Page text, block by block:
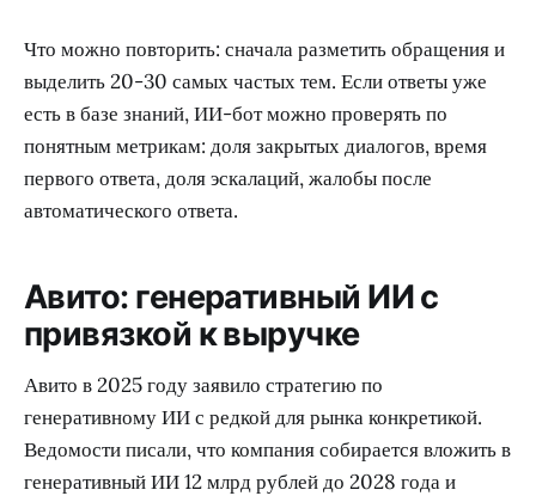
Что можно повторить: сначала разметить обращения и
выделить 20-30 самых частых тем. Если ответы уже
есть в базе знаний, ИИ-бот можно проверять по
понятным метрикам: доля закрытых диалогов, время
первого ответа, доля эскалаций, жалобы после
автоматического ответа.
Авито: генеративный ИИ с
привязкой к выручке
Авито в 2025 году заявило стратегию по
генеративному ИИ с редкой для рынка конкретикой.
Ведомости писали, что компания собирается вложить в
генеративный ИИ 12 млрд рублей до 2028 года и